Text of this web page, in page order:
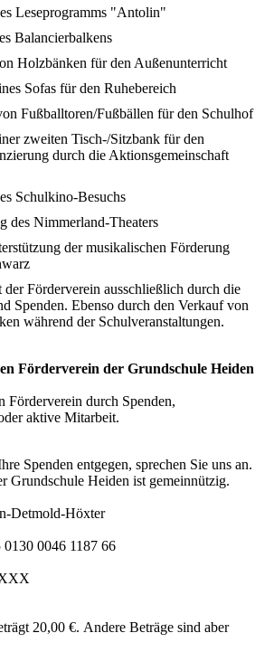
Leseprogramms "Antolin"
Balancierbalkens
Holzbänken für den Außenunterricht
Sofas für den Ruhebereich
Fußballtoren/Fußbällen für den Schulhof
zweiten Tisch-/Sitzbank für den
durch die Aktionsgemeinschaft
Schulkino-Besuchs
des Nimmerland-Theaters
der musikalischen Förderung
Förderverein ausschließlich durch die
Spenden. Ebenso durch den Verkauf von
während der Schulveranstaltungen.
Förderverein der Grundschule Heiden
Förderverein durch Spenden,
aktive Mitarbeit.
Spenden entgegen, sprechen Sie uns an.
Grundschule Heiden ist gemeinnützig.
Detmold-Höxter
0046 1187 66
20,00 €. Andere Beträge sind aber